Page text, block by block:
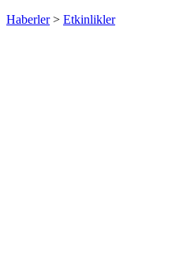
Haberler> Etkinlikler